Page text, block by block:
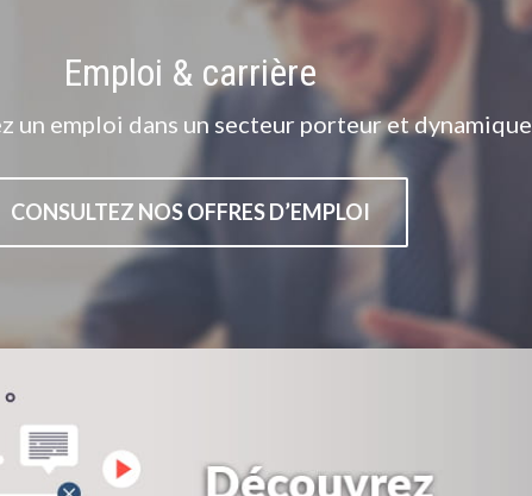
Emploi & carrière
un emploi dans un secteur porteur et dynamique
CONSULTEZ NOS OFFRES D’EMPLOI